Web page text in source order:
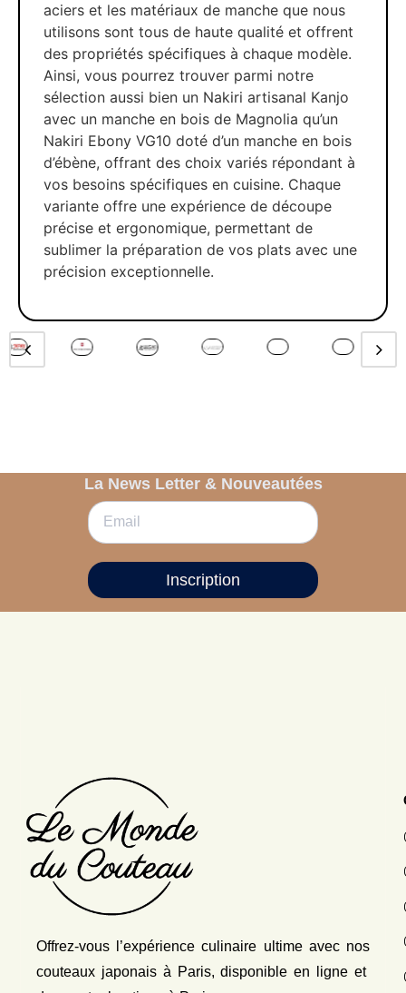
aciers et les matériaux de manche que nous
utilisons sont tous de haute qualité et offrent
des propriétés spécifiques à chaque modèle.
Ainsi, vous pourrez trouver parmi notre
sélection aussi bien un Nakiri artisanal Kanjo
avec un manche en bois de Magnolia qu’un
Nakiri Ebony VG10 doté d’un manche en bois
d’ébène, offrant des choix variés répondant à
vos besoins spécifiques en cuisine. Chaque
variante offre une expérience de découpe
précise et ergonomique, permettant de
sublimer la préparation de vos plats avec une
précision exceptionnelle.
La News Letter & Nouveautées
Inscription
Offrez-vous l’expérience culinaire ultime avec nos
couteaux japonais à Paris, disponible en ligne et